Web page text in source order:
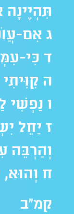
תִּהְיֶינָה
ג אִם-
ד כִּי-
ה
ו נַפְשִׁי
ז יַחֵל
וְהַרְבֵּה
ח
קמ"ב